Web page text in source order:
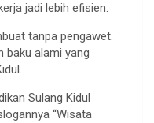
jadi lebih efisien.
tanpa pengawet.
baku alami yang
Sulang Kidul
“Wisata